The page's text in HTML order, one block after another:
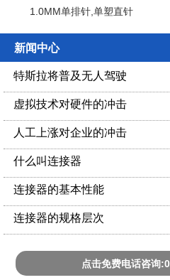
1.0MM单排针,单塑直针
新闻中心
特斯拉将普及无人驾驶
虚拟技术对硬件的冲击
人工上涨对企业的冲击
什么叫连接器
连接器的基本性能
连接器的规格层次
点击免费电话咨询